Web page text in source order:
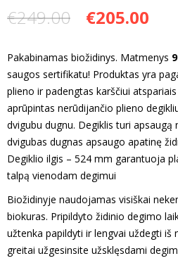
€249.00 Original
was:
€249.00.
€205.00
is:
Pakabinamas biožidinys. Matmenys
saugos sertifikatu! Produktas yra
plieno ir padengtas karščiui
aprūpintas nerūdijančio plieno
dvigubu dugnu. Degiklis turi
dvigubas dugnas apsaugo apatinę
Degiklio ilgis – 524 mm garantuoja
talpą vienodam degimui
Biožidinyje naudojamas visiškai
biokuras. Pripildyto židinio degimo
užtenka papildyti ir lengvai uždegti iš
greitai užgesinsite užsklęsdami